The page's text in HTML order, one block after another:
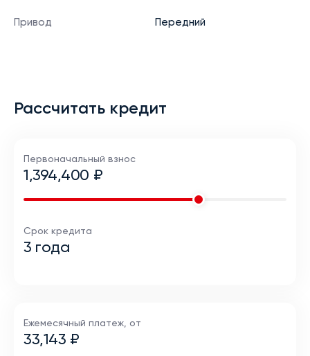
Привод Передний
Рассчитать кредит
Первоначальный взнос
1,394,400 ₽
Срок кредита
3 года
Ежемесячный платеж, от
33,143 ₽